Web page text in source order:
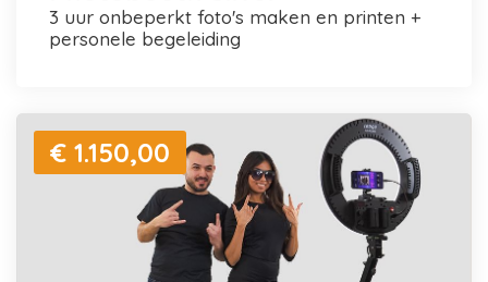
3 uur onbeperkt foto's maken en printen +
personele begeleiding
€ 1.150,00